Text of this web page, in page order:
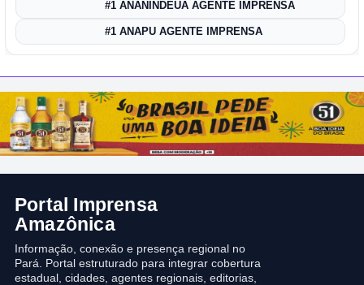
#1 ANANINDEUA AGENTE IMPRENSA
#1 ANAPU AGENTE IMPRENSA
Portal Imprensa
Amazônica
Informação, conexão e presença regional no
Pará. Portal estruturado para integrar cobertura
estadual, cidades, agentes regionais, editorias,